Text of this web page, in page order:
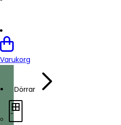
Varukorg
Dörrar